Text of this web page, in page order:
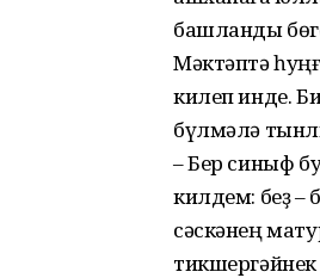
башланды
Мәктәптә
килеп инде.
бүлмәлә
– Бер синыф
килдем: беҙ –
сәскәнең